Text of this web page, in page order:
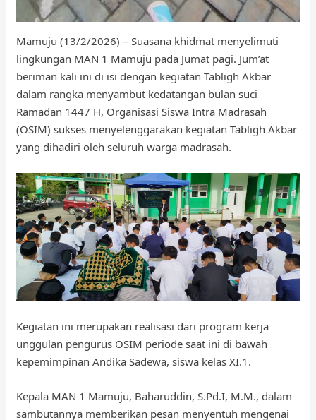
Mamuju (13/2/2026) – Suasana khidmat menyelimuti
lingkungan MAN 1 Mamuju pada Jumat pagi. Jum’at
beriman kali ini di isi dengan kegiatan Tabligh Akbar
dalam rangka menyambut kedatangan bulan suci
Ramadan 1447 H, Organisasi Siswa Intra Madrasah
(OSIM) sukses menyelenggarakan kegiatan Tabligh Akbar
yang dihadiri oleh seluruh warga madrasah.
Kegiatan ini merupakan realisasi dari program kerja
unggulan pengurus OSIM periode saat ini di bawah
kepemimpinan Andika Sadewa, siswa kelas XI.1.
Kepala MAN 1 Mamuju, Baharuddin, S.Pd.I, M.M., dalam
sambutannya memberikan pesan menyentuh mengenai